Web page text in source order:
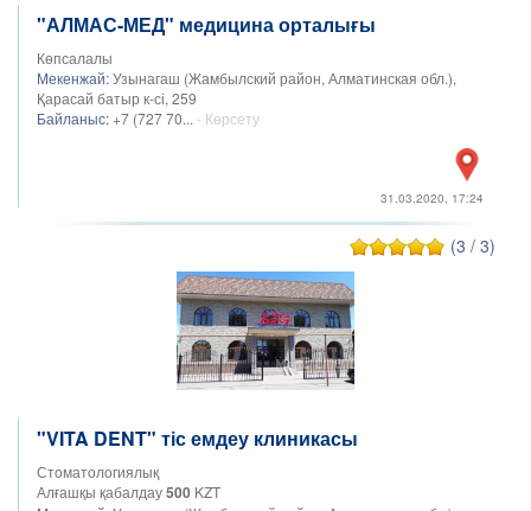
"АЛМАС-МЕД" медицина орталығы
Көпсалалы
Мекенжай:Узынагаш (Жамбылский район, Алматинская обл.),
Қарасай батыр к-сі, 259
Байланыс: +7 (727 70... - Көрсету
31.03.2020, 17:24
(3 / 3)
"VITA DENT" тіс емдеу клиникасы
Стоматологиялық
Алғашқы қабалдау500 KZT